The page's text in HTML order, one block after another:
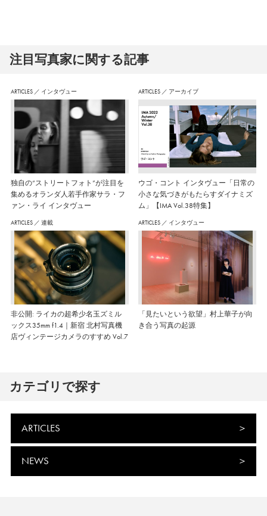
注⽬写真家に関する記事
ARTICLES ／ インタヴュー
独自の“ストリートフォト”が注目を
集めるオランダ人若手作家サラ・フ
ァン・ライ インタヴュー
ARTICLES ／ アーカイブ
ウゴ・コント インタヴュー「日常の
小さな気づきがもたらすダイナミズ
ム」【IMA Vol.38特集】
ARTICLES ／ 連載
非公開: ライカの超希少名玉ズミル
ックス35mm f1.4｜新宿 北村写真機
店ヴィンテージカメラのすすめ Vol.7
ARTICLES ／ インタヴュー
「見たいという欲望」村上華子が向
き合う写真の起源
カテゴリで探す
ARTICLES
NEWS